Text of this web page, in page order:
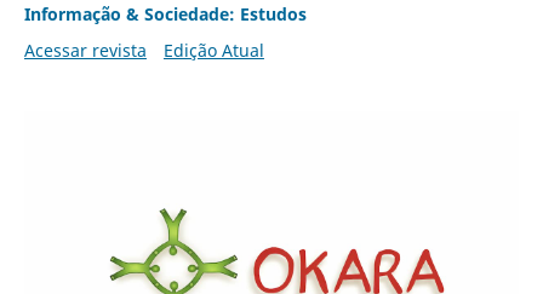
Informação & Sociedade: Estudos
Acessar revista
Edição Atual